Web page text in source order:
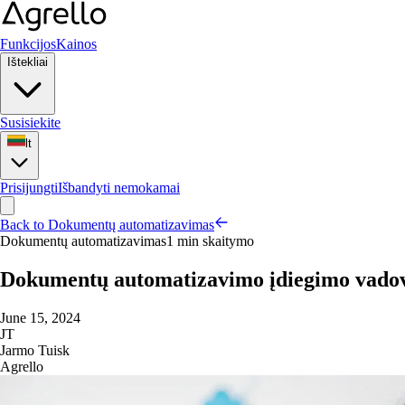
FunkcijosKainos
Ištekliai
Susisiekite
lt
PrisijungtiIšbandyti nemokamai
Back to Dokumentų automatizavimas
Dokumentų automatizavimas1 min skaitymo
Dokumentų automatizavimo įdiegimo
June 15, 2024
JT
Jarmo Tuisk
Agrello